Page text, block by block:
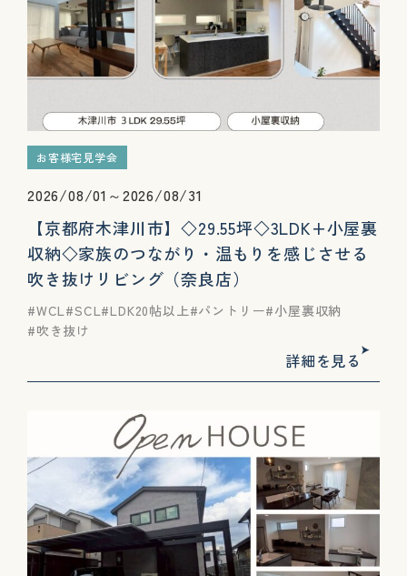
お客様宅見学会
2026/08/01～2026/08/31
【京都府木津川市】◇29.55坪◇3LDK+小屋裏
収納◇家族のつながり・温もりを感じさせる
吹き抜けリビング（奈良店）
WCL SCL LDK20帖以上 パントリー 小屋裏収納
吹き抜け
詳細を見る